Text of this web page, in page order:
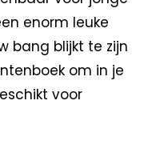
enorm leuke
bang blijkt te zijn
om in je
voor